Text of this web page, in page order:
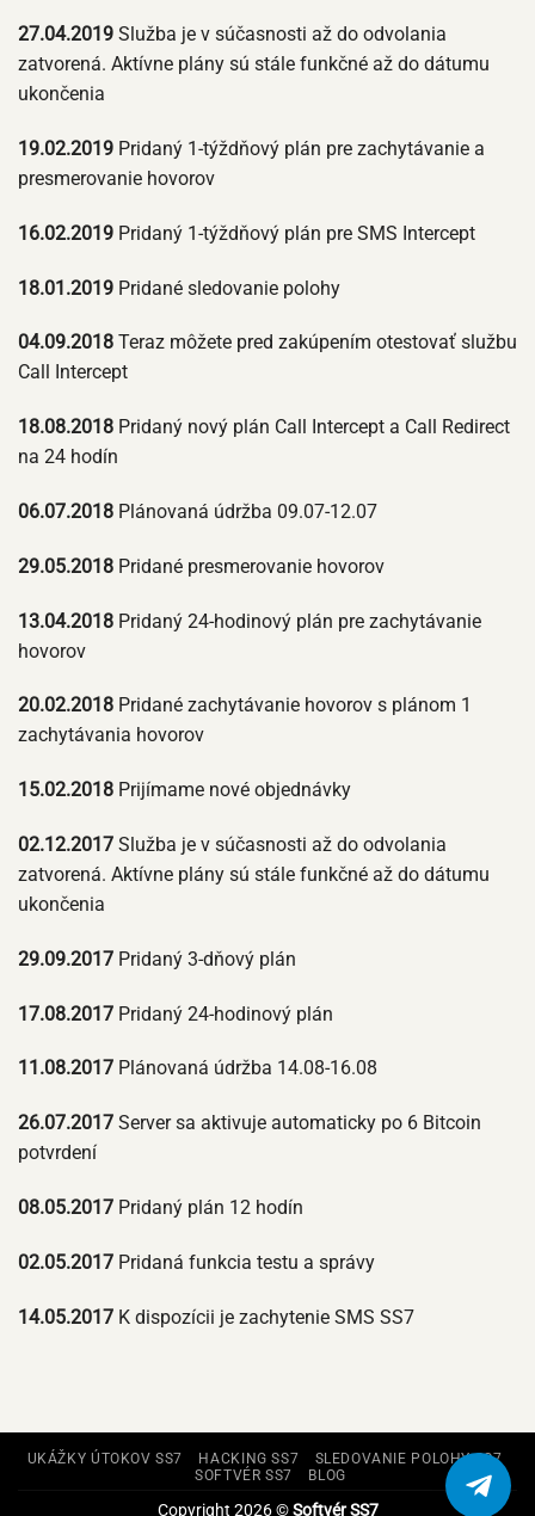
27.04.2019 Služba je v súčasnosti až do odvolania
zatvorená. Aktívne plány sú stále funkčné až do dátumu
ukončenia
19.02.2019 Pridaný 1-týždňový plán pre zachytávanie a
presmerovanie hovorov
16.02.2019 Pridaný 1-týždňový plán pre SMS Intercept
18.01.2019 Pridané sledovanie polohy
04.09.2018 Teraz môžete pred zakúpením otestovať službu
Call Intercept
18.08.2018 Pridaný nový plán Call Intercept a Call Redirect
na 24 hodín
06.07.2018 Plánovaná údržba 09.07-12.07
29.05.2018 Pridané presmerovanie hovorov
13.04.2018 Pridaný 24-hodinový plán pre zachytávanie
hovorov
20.02.2018 Pridané zachytávanie hovorov s plánom 1
zachytávania hovorov
15.02.2018 Prijímame nové objednávky
02.12.2017 Služba je v súčasnosti až do odvolania
zatvorená. Aktívne plány sú stále funkčné až do dátumu
ukončenia
29.09.2017 Pridaný 3-dňový plán
17.08.2017 Pridaný 24-hodinový plán
11.08.2017 Plánovaná údržba 14.08-16.08
26.07.2017 Server sa aktivuje automaticky po 6 Bitcoin
potvrdení
08.05.2017 Pridaný plán 12 hodín
02.05.2017 Pridaná funkcia testu a správy
14.05.2017 K dispozícii je zachytenie SMS SS7
UKÁŽKY ÚTOKOV SS7 HACKING SS7
SLEDOVANIE POLOHY SS7
SOFTVÉR SS7
BLOG
Copyright 2026 ©Softvér SS7